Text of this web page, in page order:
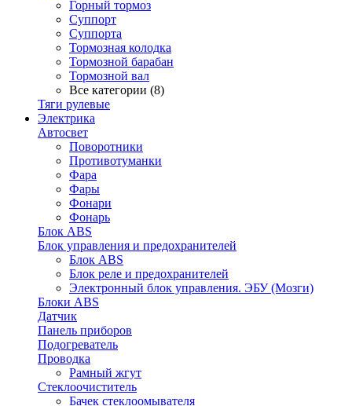
Горный тормоз
Суппорт
Суппорта
Тормозная колодка
Тормозной барабан
Тормозной вал
Все категории (8)
Тяги рулевые
Электрика
Автосвет
Поворотники
Противотуманки
Фара
Фары
Фонари
Фонарь
Блок ABS
Блок управления и предохранителей
Блок ABS
Блок реле и предохранителей
Электронный блок управления. ЭБУ (Мозги)
Блоки ABS
Датчик
Панель приборов
Подогреватель
Проводка
Рамный жгут
Стеклоочиститель
Бачек стеклоомывателя